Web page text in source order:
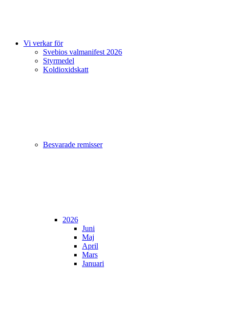
Vi verkar för
Svebios valmanifest 2026
Styrmedel
Koldioxidskatt
Besvarade remisser
2026
Juni
Maj
April
Mars
Januari